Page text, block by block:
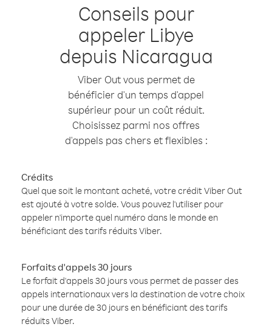
Conseils pour
appeler Libye
depuis Nicaragua
Viber Out vous permet de
bénéficier d'un temps d'appel
supérieur pour un coût réduit.
Choisissez parmi nos offres
d'appels pas chers et flexibles :
Crédits
Quel que soit le montant acheté, votre crédit Viber Out
est ajouté à votre solde. Vous pouvez l'utiliser pour
appeler n'importe quel numéro dans le monde en
bénéficiant des tarifs réduits Viber.
Forfaits d'appels 30 jours
Le forfait d'appels 30 jours vous permet de passer des
appels internationaux vers la destination de votre choix
pour une durée de 30 jours en bénéficiant des tarifs
réduits Viber.